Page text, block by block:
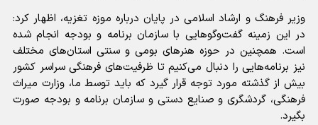
وزیر فرهنگ و ارشاد اسلامی در پایان درباره موزه تغزیه، اظهار کرد:
در این زمینه گفت‌و‌گو‌هایی با سازمان برنامه و بودجه انجام شده
است. همچنین در حوزه هنر‌های بومی و سنتی استان‌های مختلف
نیز برنامه‌هایی را دنبال می‌کنیم تا ظرفیت‌های فرهنگی سراسر کشور
بیش از گذشته مورد توجه قرار گیرد که باید توسط ما، وزارت میراث
فرهنگی، گردشگری و صنایع دستی و سازمان برنامه و بودجه صورت
بگیرد.